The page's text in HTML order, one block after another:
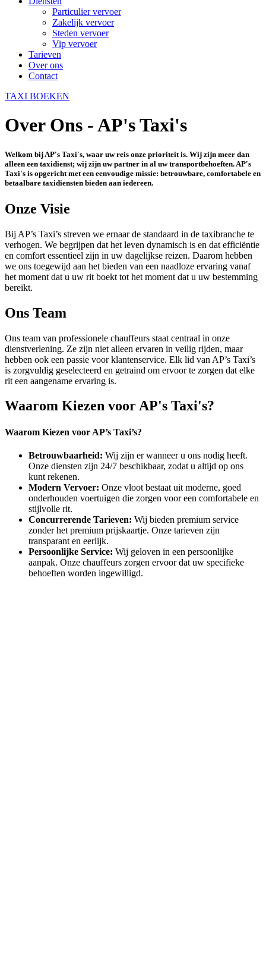
Particulier vervoer
Zakelijk vervoer
Steden vervoer
Vip vervoer
Tarieven
Over ons
Contact
TAXI BOEKEN
Over Ons - AP's Taxi's
Welkom bij AP's Taxi's, waar uw reis onze prioriteit is. Wij zijn meer dan
alleen een taxidienst; wij zijn uw partner in al uw transportbehoeften. AP's
Taxi's is opgericht met een eenvoudige missie: betrouwbare, comfortabele en
betaalbare taxidiensten bieden aan iedereen.
Onze Visie
Bij AP’s Taxi’s streven we ernaar de standaard in de taxibranche te
verhogen. We begrijpen dat het leven dynamisch is en dat efficiëntie
en comfort essentieel zijn in uw dagelijkse reizen. Daarom hebben
we ons toegewijd aan het bieden van een naadloze ervaring vanaf
het moment dat u uw rit boekt tot het moment dat u uw bestemming
bereikt.
Ons Team
Ons team van professionele chauffeurs staat centraal in onze
dienstverlening. Ze zijn niet alleen ervaren in veilig rijden, maar
hebben ook een passie voor klantenservice. Elk lid van AP’s Taxi’s
is zorgvuldig geselecteerd en getraind om ervoor te zorgen dat elke
rit een aangename ervaring is.
Waarom Kiezen voor AP's Taxi's?
Waarom Kiezen voor AP’s Taxi’s?
Betrouwbaarheid: Wij zijn er wanneer u ons nodig heeft.
Onze diensten zijn 24/7 beschikbaar, zodat u altijd op ons
kunt rekenen.
Modern Vervoer: Onze vloot bestaat uit moderne, goed
onderhouden voertuigen die zorgen voor een comfortabele en
stijlvolle rit.
Concurrerende Tarieven: Wij bieden premium service
zonder het premium prijskaartje. Onze tarieven zijn
transparant en eerlijk.
Persoonlijke Service: Wij geloven in een persoonlijke
aanpak. Onze chauffeurs zorgen ervoor dat uw specifieke
behoeften worden ingewilligd.